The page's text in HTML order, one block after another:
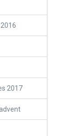
2017